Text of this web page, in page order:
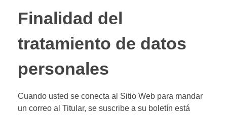
Finalidad del
tratamiento de datos
personales
Cuando usted se conecta al Sitio Web para mandar
un correo al Titular, se suscribe a su boletín está